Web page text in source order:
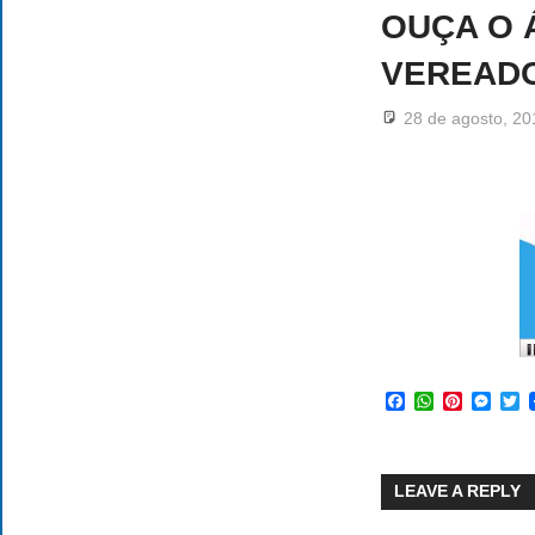
OUÇA O
28 de agosto,
Facebook
WhatsApp
LEAVE A REPLY